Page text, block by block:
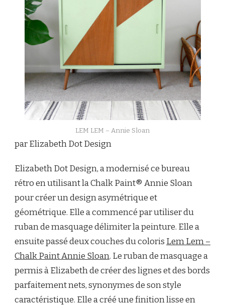
LEM LEM – Annie Sloan
par Elizabeth Dot Design
Elizabeth Dot Design, a modernisé ce bureau
rétro en utilisant la Chalk Paint® Annie Sloan
pour créer un design asymétrique et
géométrique. Elle a commencé par utiliser du
ruban de masquage délimiter la peinture. Elle a
ensuite passé deux couches du coloris Lem Lem –
Chalk Paint Annie Sloan. Le ruban de masquage a
permis à Elizabeth de créer des lignes et des bords
parfaitement nets, synonymes de son style
caractéristique. Elle a créé une finition lisse en